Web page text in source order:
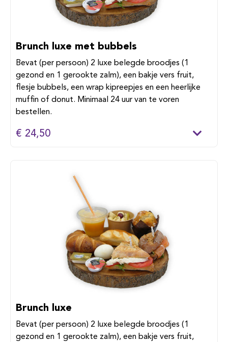
Brunch luxe met bubbels
Bevat (per persoon) 2 luxe belegde broodjes (1
gezond en 1 gerookte zalm), een bakje vers fruit,
flesje bubbels, een wrap kipreepjes en een heerlijke
muffin of donut. Minimaal 24 uur van te voren
bestellen.
€ 24,50
Brunch luxe
Bevat (per persoon) 2 luxe belegde broodjes (1
gezond en 1 gerookte zalm), een bakje vers fruit,